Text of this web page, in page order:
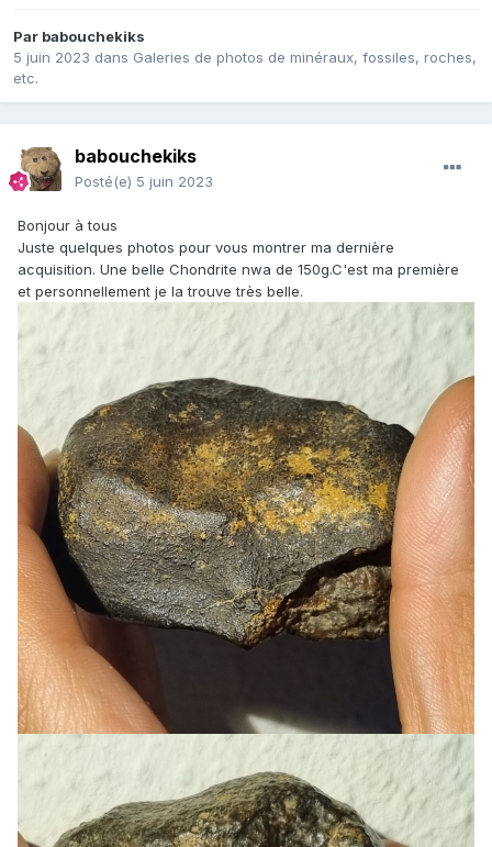
Par babouchekiks
5 juin 2023 dans Galeries de photos de minéraux, fossiles, roches,
etc.
babouchekiks
Posté(e) 5 juin 2023
Bonjour à tous
Juste quelques photos pour vous montrer ma dernière
acquisition. Une belle Chondrite nwa de 150g.C'est ma première
et personnellement je la trouve très belle.